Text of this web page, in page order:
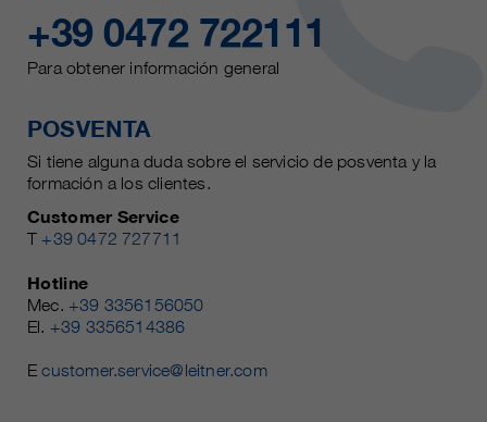
+39 0472 722111
Para obtener información general
POSVENTA
Si tiene alguna duda sobre el servicio de posventa y la
formación a los clientes.
Customer Service
T +39 0472 727711
Hotline
Mec. +39 3356156050
El. +39 3356514386
Ecustomer.service@leitner.com